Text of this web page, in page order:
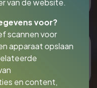
van de website.
voor?
scannen voor
apparaat opslaan
en content,